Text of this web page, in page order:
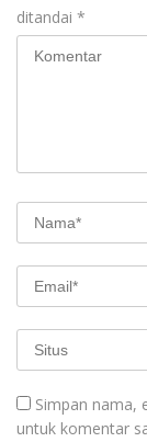
ditandai *
Simpan nama,
untuk komentar